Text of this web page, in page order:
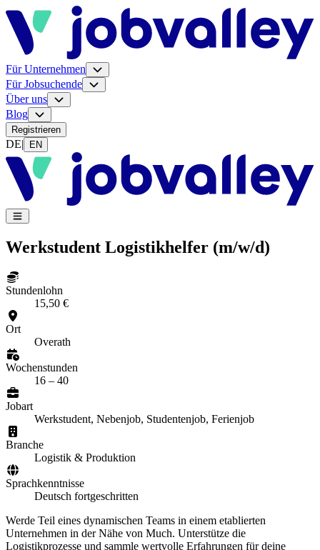
Für Unternehmen
Für Jobsuchende
Über uns
Blog
Registrieren
DE| EN
Werkstudent Logistikhelfer (m/w/d)
Stundenlohn
15,50 €
Ort
Overath
Wochenstunden
16 – 40
Jobart
Werkstudent, Nebenjob, Studentenjob, Ferienjob
Branche
Logistik & Produktion
Sprachkenntnisse
Deutsch fortgeschritten
Werde Teil eines dynamischen Teams in einem etablierten
Unternehmen in der Nähe von Much. Unterstütze die
Logistikprozesse und sammle wertvolle Erfahrungen für deine